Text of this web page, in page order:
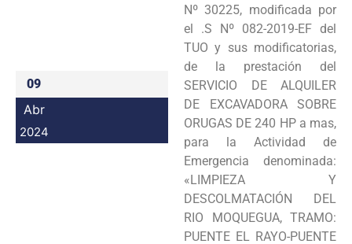
09
Abr
2024
Nº 30225, modificada por
el .S Nº 082-2019-EF del
TUO y sus modificatorias,
de la prestación del
SERVICIO DE ALQUILER
DE EXCAVADORA SOBRE
ORUGAS DE 240 HP a mas,
para la Actividad de
Emergencia denominada:
«LIMPIEZA Y
DESCOLMATACIÓN DEL
RIO MOQUEGUA, TRAMO:
PUENTE EL RAYO-PUENTE